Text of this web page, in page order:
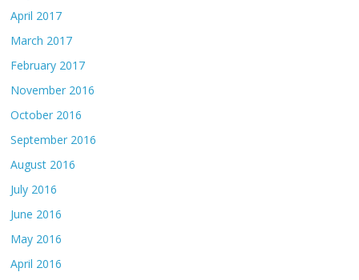
April 2017
March 2017
February 2017
November 2016
October 2016
September 2016
August 2016
July 2016
June 2016
May 2016
April 2016